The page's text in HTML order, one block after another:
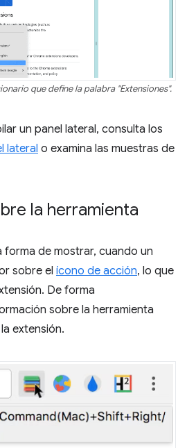
que define la palabra "Extensiones".
un panel lateral, consulta los
lateral o examina las muestras de
la herramienta
forma de mostrar, cuando un
sobre el ícono de acción, lo que
De forma
sobre la herramienta
extensión.